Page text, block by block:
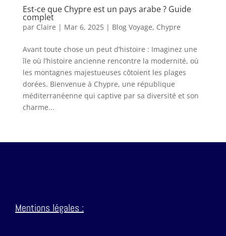
Est-ce que Chypre est un pays arabe ? Guide
complet
par Claire | Mar 6, 2025| Blog Voyage, Chypre
Avant toute chose un peut d’histoire : Imaginez une
île où l’histoire ancienne rencontre la modernité, où
les montagnes majestueuses côtoient les plages
dorées. Bienvenue à Chypre, une république
méditerranéenne qui captive par sa diversité et son
charme...
Mentions légales :